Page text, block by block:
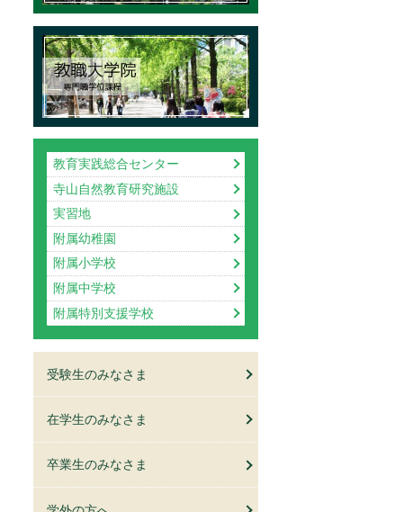
教育実践総合センター
寺山自然教育研究施設
実習地
附属幼稚園
附属小学校
附属中学校
附属特別支援学校
受験生のみなさま
在学生のみなさま
卒業生のみなさま